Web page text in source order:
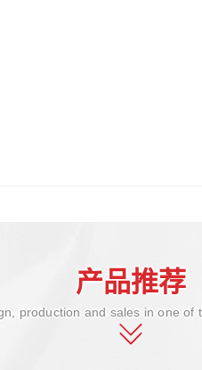
产品推荐
production and sales in one of